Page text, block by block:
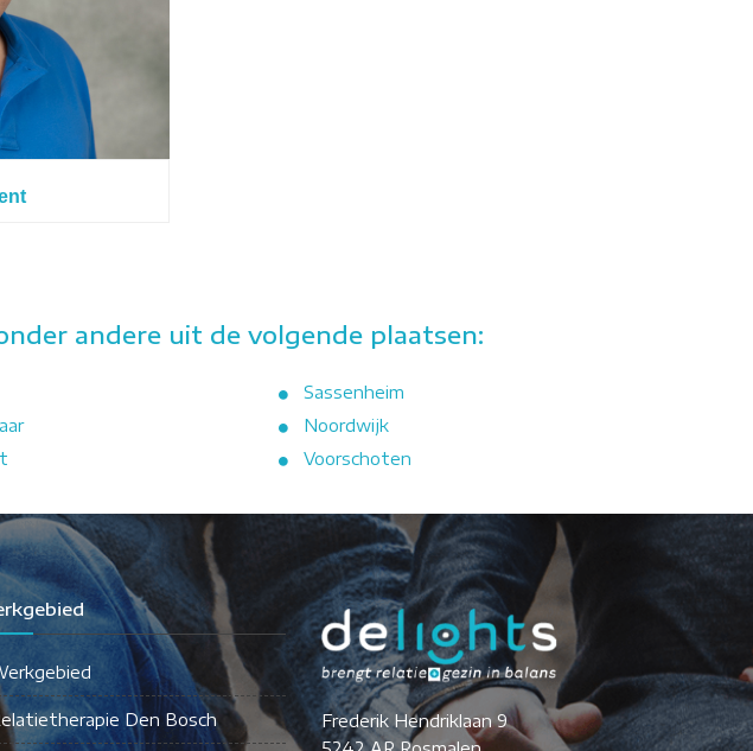
andere uit de volgende plaatsen:
Sassenheim
Noordwijk
Voorschoten
Den Bosch
Frederik Hendriklaan 9